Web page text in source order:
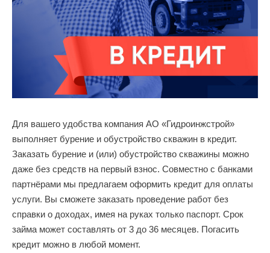
Для вашего удобства компания АО «Гидроинжстрой»
выполняет бурение и обустройство скважин в кредит.
Заказать бурение и (или) обустройство скважины можно
даже без средств на первый взнос. Совместно с банками
партнёрами мы предлагаем оформить кредит для оплаты
услуги. Вы сможете заказать проведение работ без
справки о доходах, имея на руках только паспорт. Срок
займа может составлять от 3 до 36 месяцев. Погасить
кредит можно в любой момент.